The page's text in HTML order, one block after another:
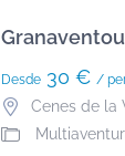
Desde30 € /
Cenes de la